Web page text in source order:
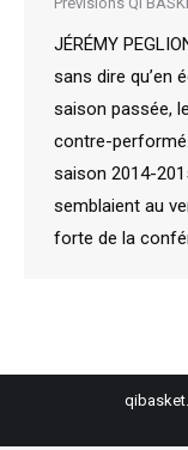
JÉRÉMY
sans dire qu’en
saison passée,
contre-
saison 2014-
semblaient au
forte de la